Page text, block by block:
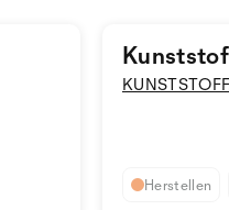
Herstellen